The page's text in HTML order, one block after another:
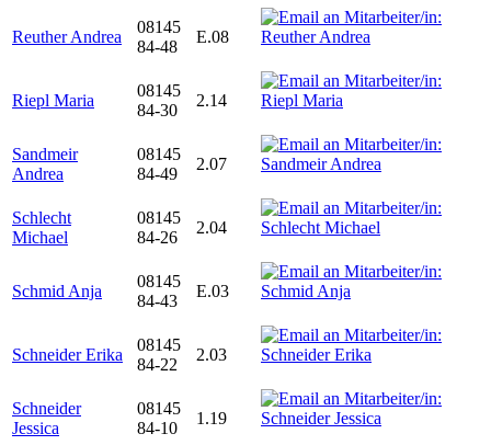
Reuther Andrea
08145
84-48
E.08
Riepl Maria
08145
84-30
2.14
Sandmeir
Andrea
08145
84-49
2.07
Schlecht
Michael
08145
84-26
2.04
Schmid Anja
08145
84-43
E.03
Schneider Erika
08145
84-22
2.03
Schneider
Jessica
08145
84-10
1.19